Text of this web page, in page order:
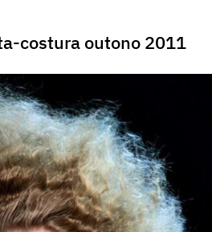
costura outono 2011